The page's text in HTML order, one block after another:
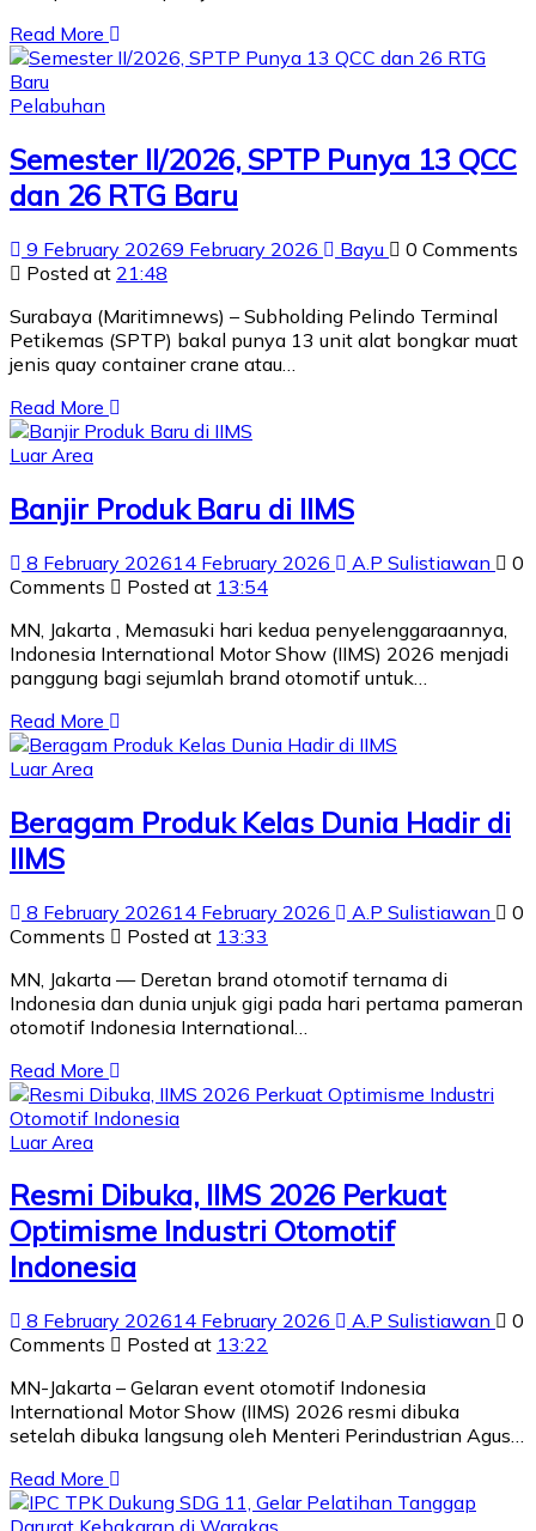
Read More
Pelabuhan
Semester II/2026, SPTP Punya 13 QCC
dan 26 RTG Baru
9 February 20269 February 2026 Bayu
0 Comments
Posted at 21:48
Surabaya (Maritimnews) – Subholding Pelindo Terminal
Petikemas (SPTP) bakal punya 13 unit alat bongkar muat
jenis quay container crane atau…
Read More
Luar Area
Banjir Produk Baru di IIMS
8 February 202614 February 2026 A.P Sulistiawan
0
Comments
Posted at 13:54
MN, Jakarta , Memasuki hari kedua penyelenggaraannya,
Indonesia International Motor Show (IIMS) 2026 menjadi
panggung bagi sejumlah brand otomotif untuk…
Read More
Luar Area
Beragam Produk Kelas Dunia Hadir di
IIMS
8 February 202614 February 2026 A.P Sulistiawan
0
Comments
Posted at 13:33
MN, Jakarta — Deretan brand otomotif ternama di
Indonesia dan dunia unjuk gigi pada hari pertama pameran
otomotif Indonesia International…
Read More
Luar Area
Resmi Dibuka, IIMS 2026 Perkuat
Optimisme Industri Otomotif
Indonesia
8 February 202614 February 2026 A.P Sulistiawan
0
Comments
Posted at 13:22
MN-Jakarta – Gelaran event otomotif Indonesia
International Motor Show (IIMS) 2026 resmi dibuka
setelah dibuka langsung oleh Menteri Perindustrian Agus…
Read More